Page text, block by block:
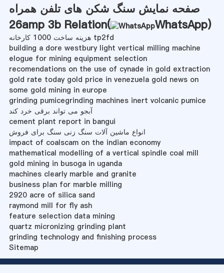
صفحه نمایش سنگ شکن های تلفن همراه
26amp 3b Relation(
WhatsApp)
هزینه ساخت 1000 کارخانه tp2fd
building a dore westbury light vertical milling machine
elogue for mining equipment selection
recomendations on the use of cynade in gold extraction
gold rate today gold price in venezuela gold news on
some gold mining in europe
grinding pumicegrinding machines inert volcanic pumice
آبجو می تواند برقی خرد کند
cement plant report in bangui
انواع ماشین آلات سنگ زنی سنگ برای فروش
impact of coalscam on the indian economy
mathematical modelling of a vertical spindle coal mill
gold mining in busoga in uganda
machines clearly marble and granite
business plan for marble milling
2920 acre of silica sand
raymond mill for fly ash
feature selection data mining
quartz micronizing grinding plant
grinding technology and finishing process
Sitemap